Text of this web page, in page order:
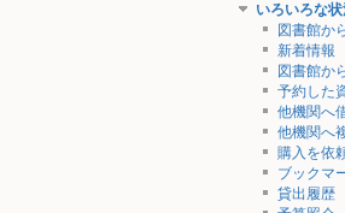
いろいろな
図書館か
新着情報
図書館か
予約した
他機関へ
他機関へ
購入を依
ブックマ
貸出履歴